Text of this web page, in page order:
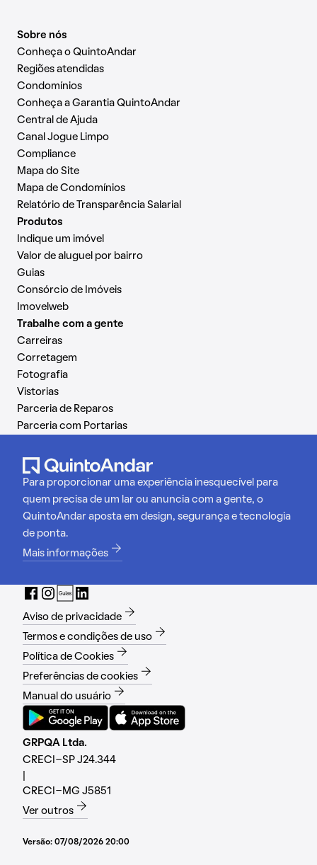
Sobre nós
Conheça o QuintoAndar
Regiões atendidas
Condomínios
Conheça a Garantia QuintoAndar
Central de Ajuda
Canal Jogue Limpo
Compliance
Mapa do Site
Mapa de Condomínios
Relatório de Transparência Salarial
Produtos
Indique um imóvel
Valor de aluguel por bairro
Guias
Consórcio de Imóveis
Imovelweb
Trabalhe com a gente
Carreiras
Corretagem
Fotografia
Vistorias
Parceria de Reparos
Parceria com Portarias
Para proporcionar uma experiência inesquecível para
quem precisa de um lar ou anuncia com a gente, o
QuintoAndar aposta em design, segurança e tecnologia
de ponta.
Mais informações
Aviso de privacidade
Termos e condições de uso
Política de Cookies
Preferências de cookies
Manual do usuário
GRPQA Ltda.
CRECI-SP J24.344
CRECI-MG J5851
Ver outros
Versão: 07/08/2026 20:00